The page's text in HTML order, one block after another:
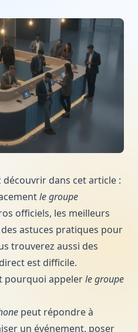
découvrir dans cet article :
le groupe
officiels, les meilleurs
astuces pratiques pour
trouverez aussi des
est difficile.
pourquoi appelerle groupe
peut répondre à
un événement, poser